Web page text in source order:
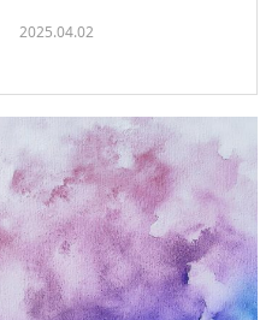
2025.04.02